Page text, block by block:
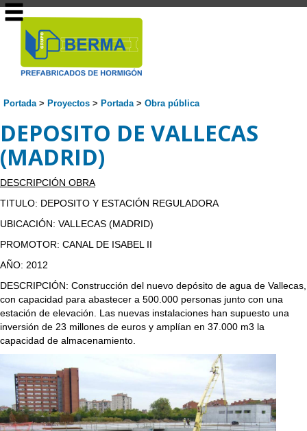
Portada > Proyectos > Portada > Obra pública
DEPOSITO DE VALLECAS
(MADRID)
DESCRIPCIÓN OBRA
TITULO: DEPOSITO Y ESTACIÓN REGULADORA
UBICACIÓN: VALLECAS (MADRID)
PROMOTOR: CANAL DE ISABEL II
AÑO: 2012
DESCRIPCIÓN: Construcción del nuevo depósito de agua de Vallecas,
con capacidad para abastecer a 500.000 personas junto con una
estación de elevación. Las nuevas instalaciones han supuesto una
inversión de 23 millones de euros y amplían en 37.000 m3 la
capacidad de almacenamiento.